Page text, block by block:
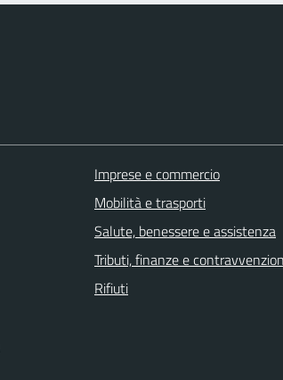
Imprese e commercio
Mobilità e trasporti
Salute, benessere e assistenza
Tributi, finanze e
Rifiuti